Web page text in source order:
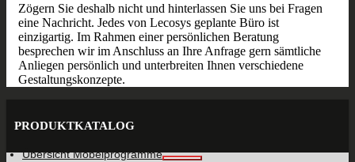
Zögern Sie deshalb nicht und hinterlassen Sie uns bei Fragen
eine Nachricht. Jedes von Lecosys geplante Büro ist
einzigartig. Im Rahmen einer persönlichen Beratung
besprechen wir im Anschluss an Ihre Anfrage gern sämtliche
Anliegen persönlich und unterbreiten Ihnen verschiedene
Gestaltungskonzepte.
PRODUKTKATALOG
Übersicht Möbelprogramme